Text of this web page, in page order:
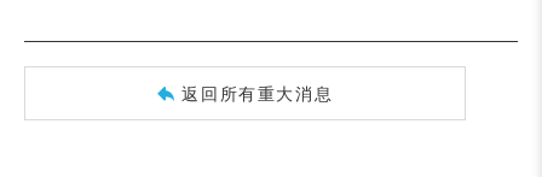
返回所有重大消息